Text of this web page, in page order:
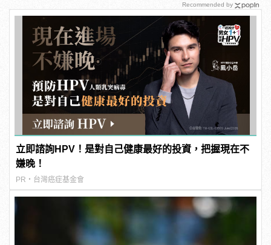
立即諮詢HPV！是對自己健康最好的投資，把握現在不
嫌晚！
PR・台灣癌症基金會
Recommended by